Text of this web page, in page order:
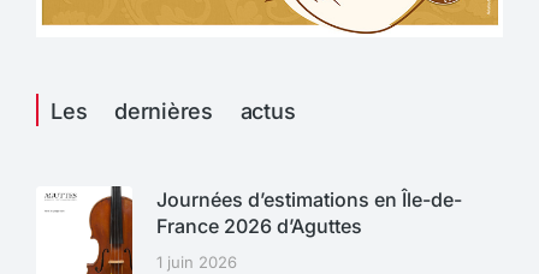
Les dernières actus
Journées d’estimations en Île-de-
France 2026 d’Aguttes
1 juin 2026